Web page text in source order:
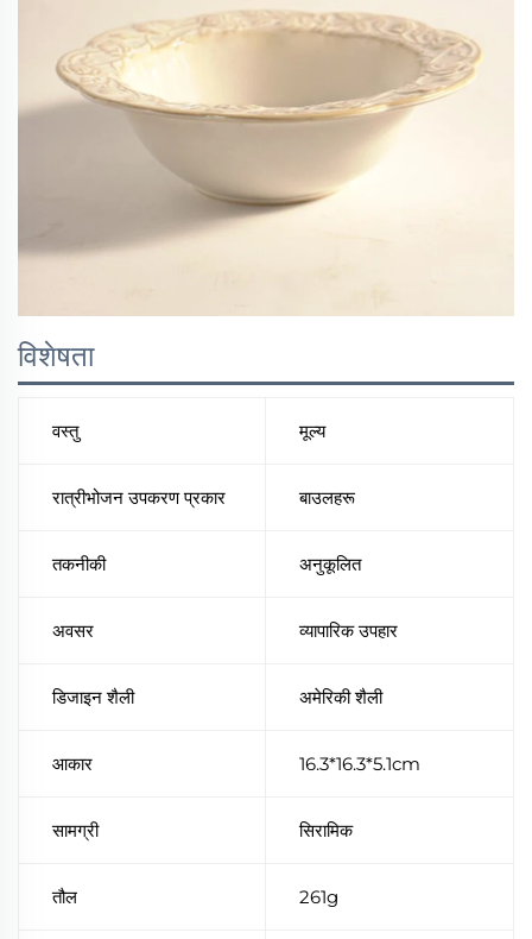
विशेषता
वस्तु मूल्य
रात्रीभोजन उपकरण प्रकार बाउलहरू
तकनीकी अनुकूलित
अवसर व्यापारिक उपहार
डिजाइन शैली अमेरिकी शैली
आकार 16.3*16.3*5.1cm
सामग्री सिरामिक
तौल 261g